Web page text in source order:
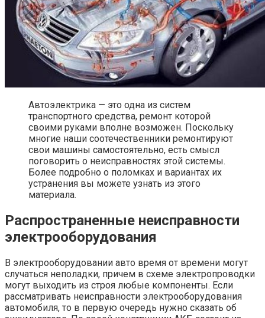
Автоэлектрика — это одна из систем
транспортного средства, ремонт которой
своими руками вполне возможен. Поскольку
многие наши соотечественники ремонтируют
свои машины самостоятельно, есть смысл
поговорить о неисправностях этой системы.
Более подробно о поломках и вариантах их
устранения вы можете узнать из этого
материала.
Распространенные неисправности
электрооборудования
В электрооборудовании авто время от времени могут
случаться неполадки, причем в схеме электропроводки
могут выходить из строя любые компоненты. Если
рассматривать неисправности электрооборудования
автомобиля, то в первую очередь нужно сказать об